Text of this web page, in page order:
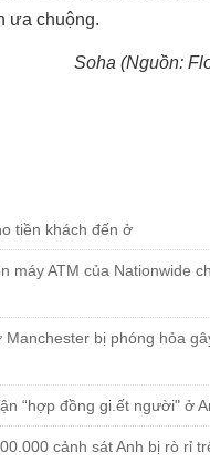
ưa chuộng.
Soha (Nguồn:
tiền khách đến ở
máy ATM của Nationwide
bị phóng hỏa
“hợp đồng gi.ết người" ở
cảnh sát Anh bị rò rỉ